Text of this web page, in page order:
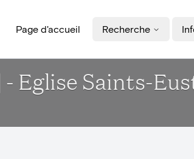
Page d'accueil Recherche
Eglise Saints-